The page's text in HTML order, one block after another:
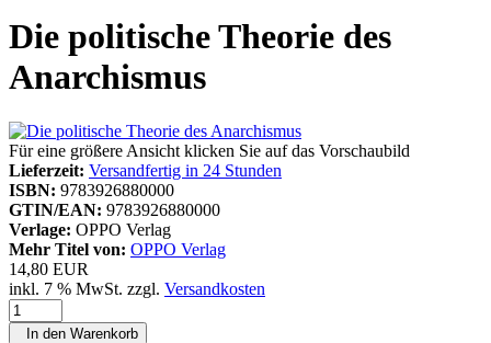
Die politische Theorie des
Anarchismus
Für eine größere Ansicht klicken Sie auf das Vorschaubild
Lieferzeit: Versandfertig in 24 Stunden
ISBN: 9783926880000
GTIN/EAN: 9783926880000
Verlage: OPPO Verlag
Mehr Titel von: OPPO Verlag
14,80 EUR
inkl. 7 % MwSt. zzgl. Versandkosten
In den Warenkorb